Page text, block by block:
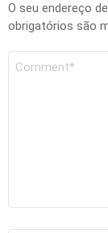
O seu endereço
obrigatórios são